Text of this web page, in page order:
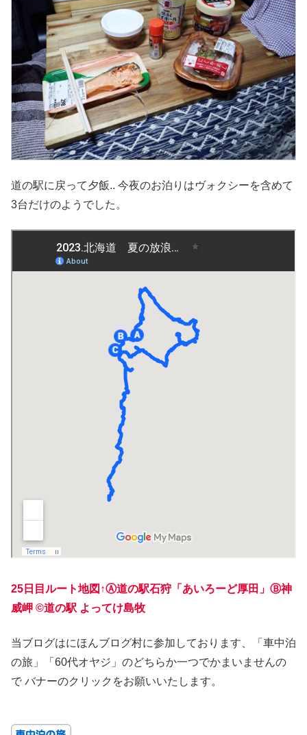
道の駅に戻って夕飯.. 今夜のお泊りはヴォクシーを含めて
3台だけのようでした。
25日目ルート地図↑Ⓐ道の駅石狩「あいろーど厚田」Ⓑ神
威岬 ©道の駅 よってけ島牧
当ブログはにほんブログ村に参加しております、「車中泊
の旅」「60代オヤジ」のどちらか一つでかまいませんの
で バナーのクリックをお願いいたします。